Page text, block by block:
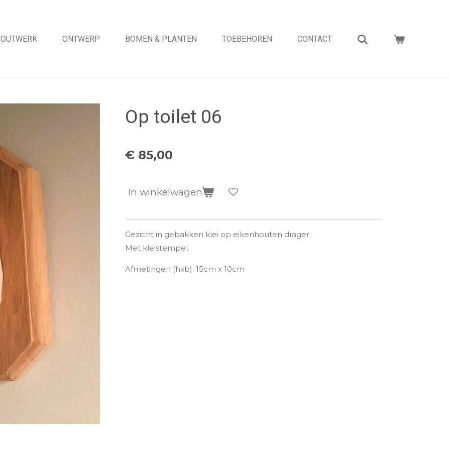
ONTWERP BOMEN & PLANTEN TOEBEHOREN CONTACT
Op toilet 06
€ 85,00
In winkelwagen
Gezicht in gebakken klei op eikenhouten drager.
Met kleistempel.
Afmetingen (hxb): 15cm x 10cm